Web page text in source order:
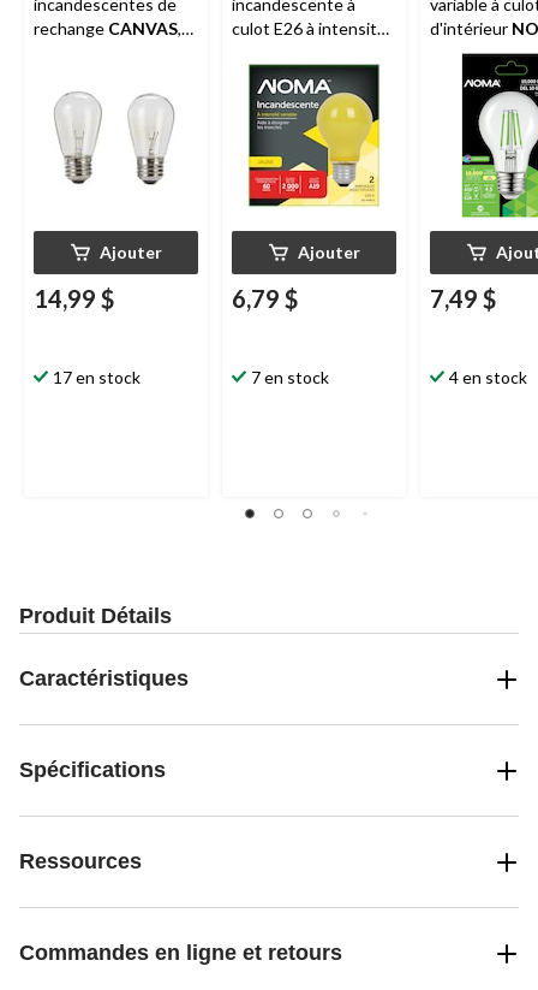
rechange CANVAS,
Ajouter
14,99 $
17 en stock
culot E26 à intensité
jaune, 60 W
Ajouter
6,79 $
7 en stock
d'intérieur
A19, vert, 40
7,49 $
4 en stock
Produit Détails
Caractéristiques
Spécifications
Ressources
Commandes en ligne et retours